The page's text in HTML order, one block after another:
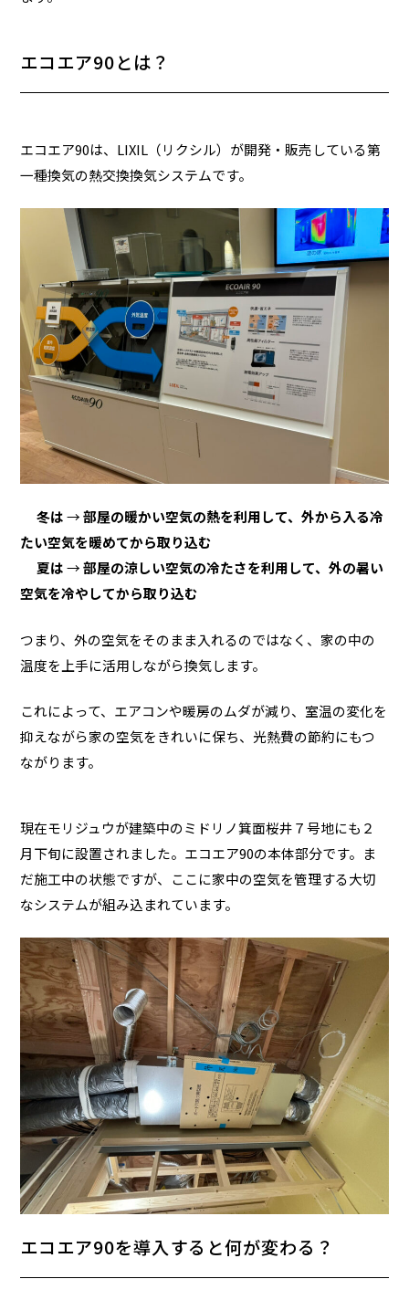
エコエア90とは？
エコエア90は、LIXIL（リクシル）が開発・販売している第
一種換気の熱交換換気システムです。
冬は→部屋の暖かい空気の熱を利用して、外から入る冷
たい空気を暖めてから取り込む
夏は→部屋の涼しい空気の冷たさを利用して、外の暑い
空気を冷やしてから取り込む
つまり、外の空気をそのまま入れるのではなく、家の中の
温度を上手に活用しながら換気します。
これによって、エアコンや暖房のムダが減り、室温の変化を
抑えながら家の空気をきれいに保ち、光熱費の節約にもつ
ながります。
現在モリジュウが建築中のミドリノ箕面桜井７号地にも２
月下旬に設置されました。エコエア90の本体部分です。ま
だ施工中の状態ですが、ここに家中の空気を管理する大切
なシステムが組み込まれています。
エコエア90を導入すると何が変わる？